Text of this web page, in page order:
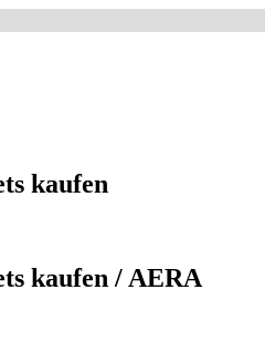
kaufen
kaufen / AERA